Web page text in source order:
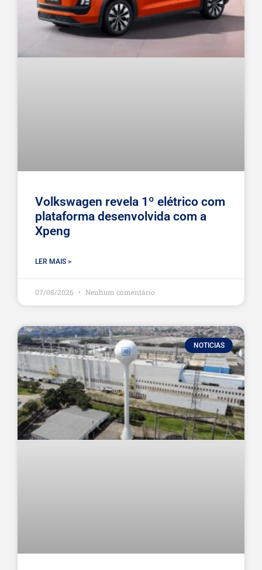
Volkswagen revela 1º elétrico com
plataforma desenvolvida com a
Xpeng
LER MAIS >
07/08/2026 Nenhum comentário
NOTICIAS